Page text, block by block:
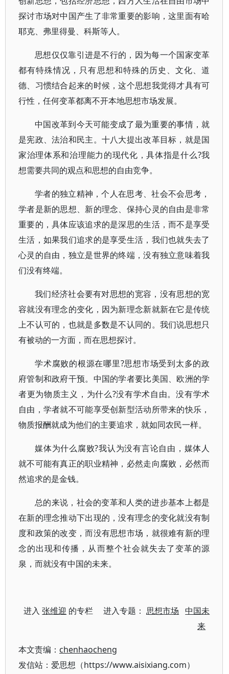
探讨市场对中国产生了非常重要的影响，这里面有哈
耶克、弗里得曼、科斯等人。
思想仅仅靠引进是不行的，因为每一个国家变革
都有特殊情况，只有思想和特殊的历史、文化、道
德、习惯结合起来的时候，这个思想我觉得才具有可
行性，任何变革都离不开本地思想市场发展。
中国改革到今天可能变成了最为重要的事情，就
是宪政、法治和民主。十八大提出改革目标，就是国
家治理体系和治理能力的现代化，具体指是什么?我
想需要共同的观点和思想的自由竞争。
学者的独立精神，个人在思考、社会不会思考，
学者是新的思想、新的理念、保持心灵的自由是非常
重要的，具体应该追求的是深思的生活，而不是享受
生活，如果我们追求的是享受生活，我们也就失去了
心灵的自由，独立是世界的终端，没有独立意味着我
们没有终端。
我们经济社会要有对思想的宽容，没有思想的宽
容就没有理念的变化，因为新理念新就新在它是传统
上不认可的，也就是多数是不认同的。我们说思想只
有被动的一方面，而在思想探讨。
学术腐败的根源在哪里?思想市场受到太多的政
府管制和政府干预。中国的学者要比美国、欧洲的学
者更为物质主义，为什么?没有学术自由。没有学术
自由，学者就不可能享受创新型活动所带来的快乐，
物质报酬就成为他们的主要追求，就如同农民一样。
媒体为什么腐败?我认为没有言论自由，媒体人
就不可能有真正的职业精神，必然走向腐败，必然而
然追求的是金钱。
总的来说，社会的变革和人类的进步基本上都是
在新的理念推动下出现的，没有理念的变化就没有制
度和政策的改变，而没有思想市场，就很难有新的理
念的出现和传播，从而整个社会就失去了变革的源
泉，而就没有中国的未来。
进入张维迎 的专栏 进入专题：思想市场
中国未
来
本文责编： chenhaocheng
发信站：爱思想（https://www.aisixiang.com）